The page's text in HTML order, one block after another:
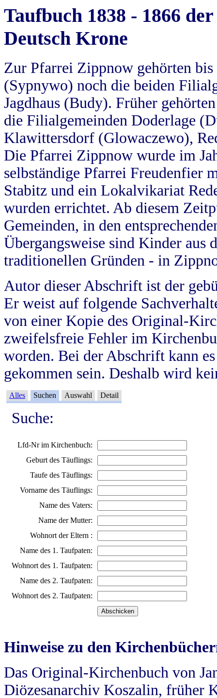
Taufbuch 1838 - 1866
Deutsch Krone
Zur Pfarrei Zippnow gehörten
(Sypnywo) noch die beiden
Jagdhaus (Budy). Früher
die Filialgemeinden Doderlage
Klawittersdorf (Glowaczewo),
Die Pfarrei Zippnow wurde im
selbständige Pfarrei Freudenfier
Stabitz und ein Lokalvikariat
wurden errichtet. Ab diesem
Gemeinden, in den
Übergangsweise sind Kinder aus
traditionellen Gründen - in
Autor dieser Abschrift ist der
Er weist auf folgende
von einer Kopie des Original-
zweifelsfreie Fehler im
worden. Bei der Abschrift kann
gekommen sein. Deshalb wird
Alles Suchen Auswahl Detail
Suche:
Lfd-Nr im Kirchenbuch:
Geburt des Täuflings:
Taufe des Täuflings:
Vorname des Täuflings:
Name des Vaters:
Name der Mutter:
Wohnort der Eltern :
Name des 1. Taufpaten:
Wohnort des 1. Taufpaten:
Name des 2. Taufpaten:
Wohnort des 2. Taufpaten:
Hinweise zu den
Das Original-Kirchenbuch von
Diözesanarchiv Koszalin, früher